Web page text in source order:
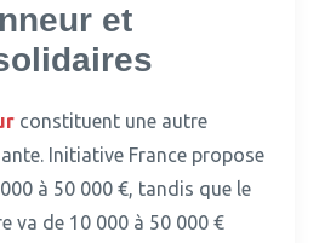
et
constituent une autre
Initiative France propose
à 50 000 €, tandis que le
va de 10 000 à 50 000 €